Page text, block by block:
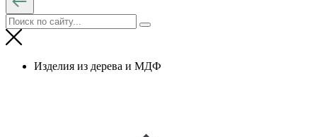
Изделия из дерева и МДФ